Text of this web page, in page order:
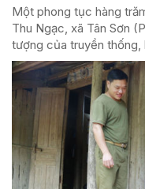
Một phong tục hàng
Thu Ngạc, xã Tân Sơn
tượng của truyền thống,